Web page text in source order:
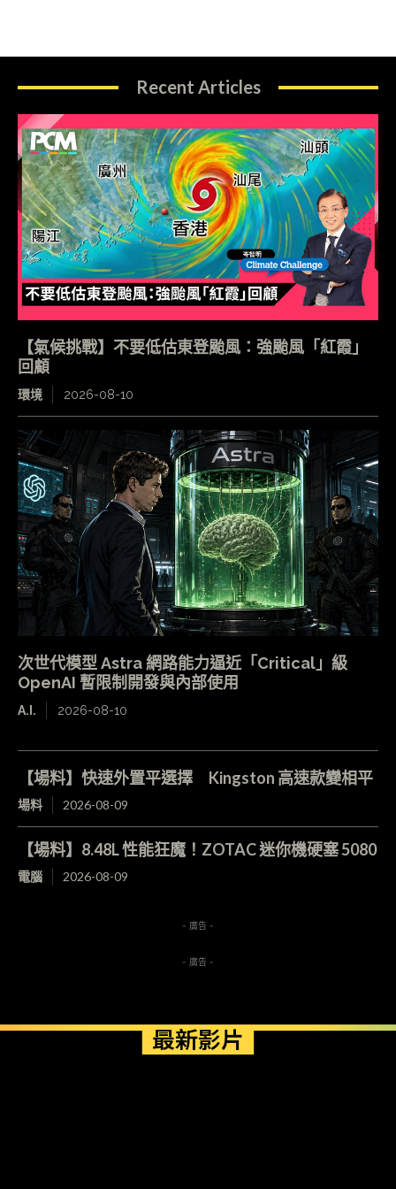
Recent Articles
【氣候挑戰】不要低估東登颱風：強颱風「紅霞」
回顧
環境 2026-08-10
次世代模型 Astra 網路能力逼近「Critical」級
OpenAI 暫限制開發與內部使用
A.I. 2026-08-10
【場料】快速外置平選擇 Kingston 高速款變相平
場料 2026-08-09
【場料】8.48L 性能狂魔！ZOTAC 迷你機硬塞 5080
電腦 2026-08-09
- 廣告 -
- 廣告 -
最新影片